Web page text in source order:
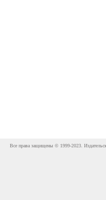
Все права защищены © 1999-2023.